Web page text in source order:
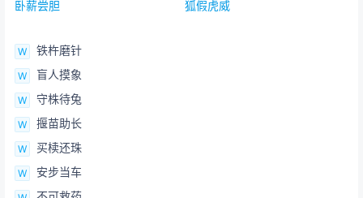
卧薪尝胆 狐假虎威
铁杵磨针
盲人摸象
守株待兔
揠苗助长
买椟还珠
安步当车